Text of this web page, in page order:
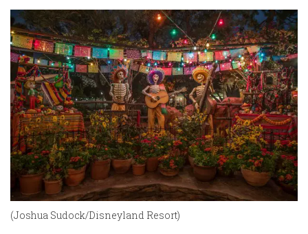
(Joshua Sudock/Disneyland Resort)